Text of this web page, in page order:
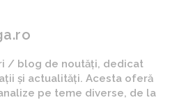
/ blog de noutăți, dedicat
și actualități. Acesta oferă
pe teme diverse, de la